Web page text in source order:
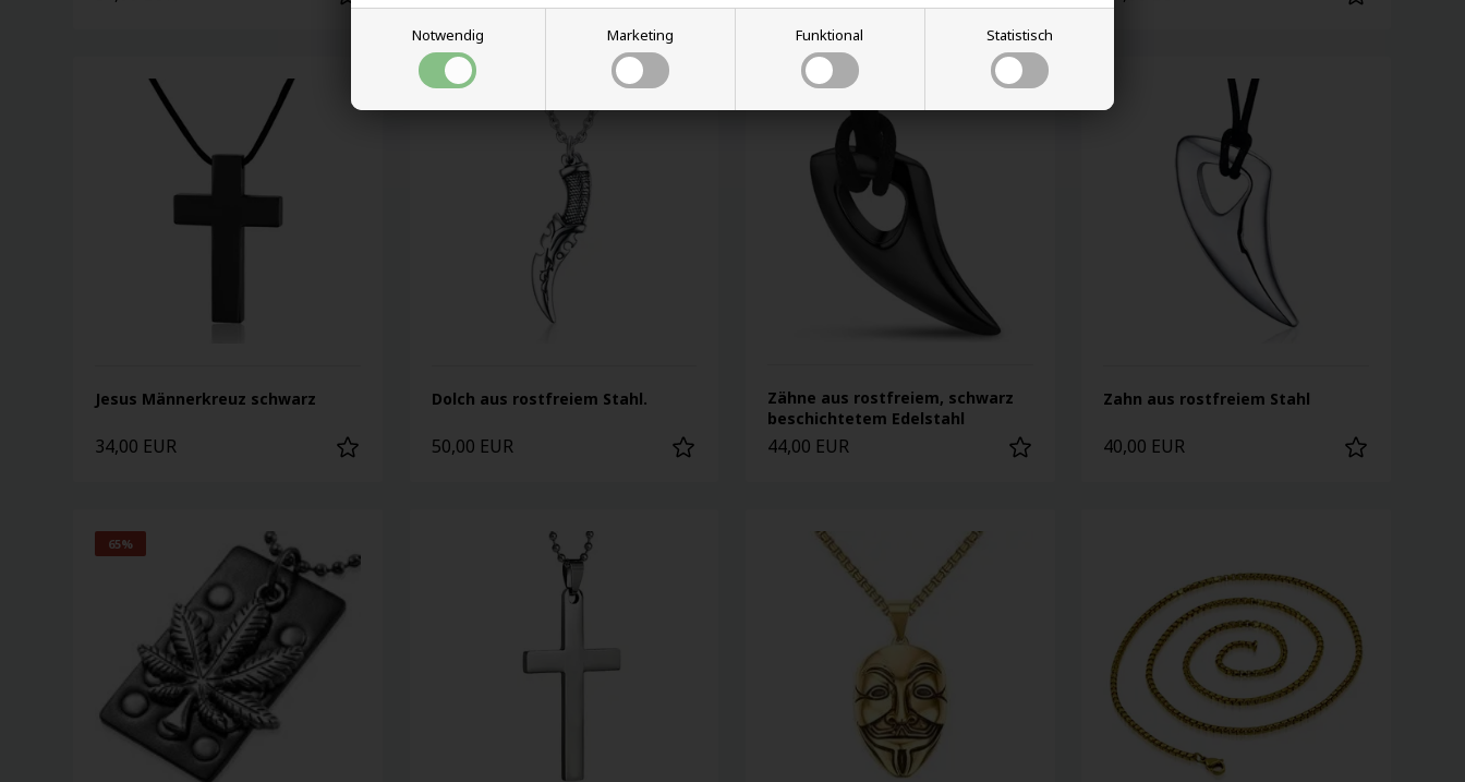
Notwendig Marketing Funktional Statistisch
Jesus Männerkreuz schwarz
34,00 EUR
Dolch aus rostfreiem Stahl.
50,00 EUR
Zähne aus rostfreiem, schwarz
beschichtetem Edelstahl
44,00 EUR
Zahn aus rostfreiem Stahl
40,00 EUR
65%